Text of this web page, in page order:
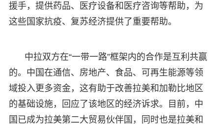
援手，提供药品、医疗设备和医疗咨询等帮助，为
这些国家抗疫、复苏经济提供了重要帮助。
中拉双方在“一带一路”框架内的合作是互利共赢
的。中国在通信、房地产、食品、可再生能源等领
域投入更多资金，这有助于改善拉美和加勒比地区
的基础设施，回应了该地区的经济诉求。目前，中
国已成为拉美第二大贸易伙伴国，同时也是拉美和